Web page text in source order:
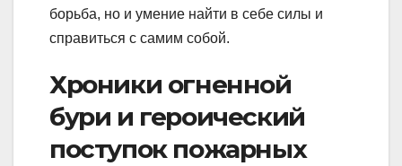
борьба, но и умение найти в себе силы и
справиться с самим собой.
Хроники огненной
бури и героический
поступок пожарных